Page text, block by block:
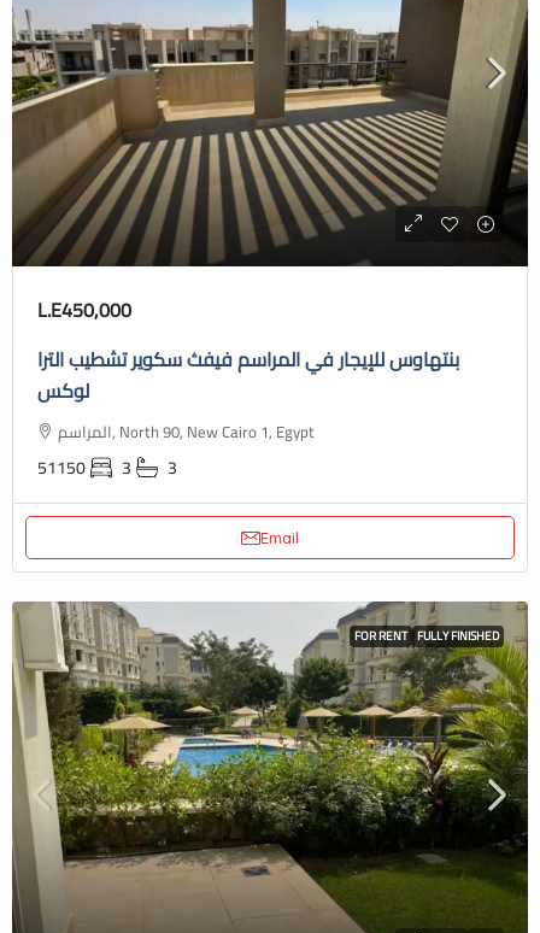
L.E450,000
بنتهاوس للإيجار في المراسم فيفث سكوير تشطيب الترا
لوكس
المراسم, North 90, New Cairo 1, Egypt
51150 3 3
Email
FOR RENT FULLY FINISHED